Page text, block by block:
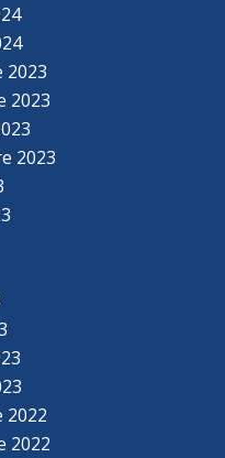
2023
2023
2023
2022
2022